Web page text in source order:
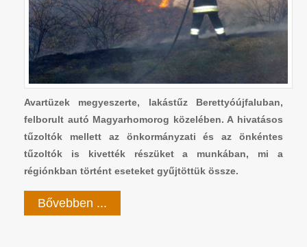
Avartüzek megyeszerte, lakástűz Berettyóújfaluban,
felborult autó Magyarhomorog közelében. A hivatásos
tűzoltók mellett az önkormányzati és az önkéntes
tűzoltók is kivették részüket a munkában, mi a
régiónkban történt eseteket gyűjtöttük össze.
Bővebben ...